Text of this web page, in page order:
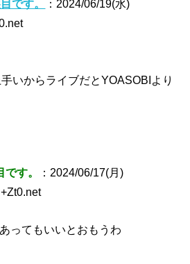
です。
：2024/06/19(水)
いからライブだとYOASOBIより
す。
：2024/06/17(月)
ってもいいとおもうわ